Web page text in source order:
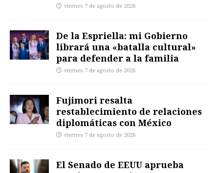
viernes 7 de agosto de 2026
De la Espriella: mi Gobierno
librará una «batalla cultural»
para defender a la familia
viernes 7 de agosto de 2026
Fujimori resalta
restablecimiento de relaciones
diplomáticas con México
viernes 7 de agosto de 2026
El Senado de EEUU aprueba